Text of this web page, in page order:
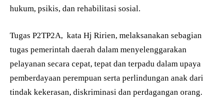
hukum, psikis, dan rehabilitasi sosial.
Tugas P2TP2A, kata Hj Ririen, melaksanakan sebagian
tugas pemerintah daerah dalam menyelenggarakan
pelayanan secara cepat, tepat dan terpadu dalam upaya
pemberdayaan perempuan serta perlindungan anak dari
tindak kekerasan, diskriminasi dan perdagangan orang.